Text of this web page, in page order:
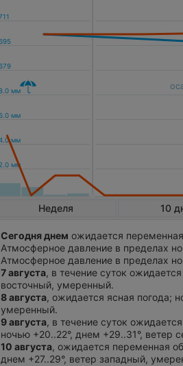
Неделя 10
Сегодня днем ожидается
Атмосферное давление в пределах
Атмосферное давление в пределах
7 августа, в течение суток
восточный, умеренный.
8 августа, ожидается ясная погода;
умеренный.
9 августа, в течение суток
ночью +20..22°, днем +29..31°, ветер
10 августа, ожидается переменная
днем +27..29°, ветер западный,